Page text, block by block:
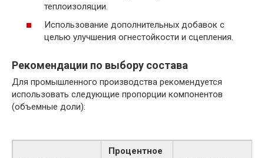
теплоизоляции.
Использование дополнительных добавок с
целью улучшения огнестойкости и сцепления.
Рекомендации по выбору состава
Для промышленного производства рекомендуется
использовать следующие пропорции компонентов
(объемные доли):
Процентное